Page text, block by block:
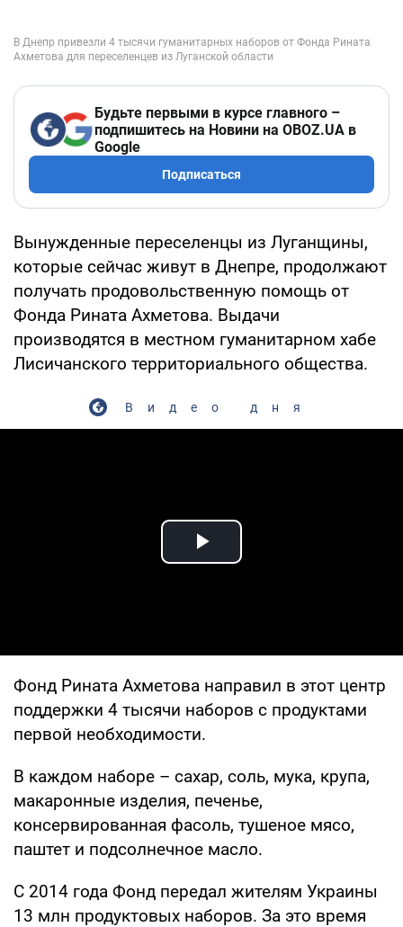
Будьте первыми в курсе главного –
подпишитесь на Новини на OBOZ.UA в
Google
Подписаться
Вынужденные переселенцы из Луганщины,
которые сейчас живут в Днепре, продолжают
получать продовольственную помощь от
Фонда Рината Ахметова. Выдачи
производятся в местном гуманитарном хабе
Лисичанского территориального общества.
Видео дня
Play Video
Фонд Рината Ахметова направил в этот центр
поддержки 4 тысячи наборов с продуктами
первой необходимости.
В каждом наборе – сахар, соль, мука, крупа,
макаронные изделия, печенье,
консервированная фасоль, тушеное мясо,
паштет и подсолнечное масло.
С 2014 года Фонд передал жителям Украины
13 млн продуктовых наборов. За это время